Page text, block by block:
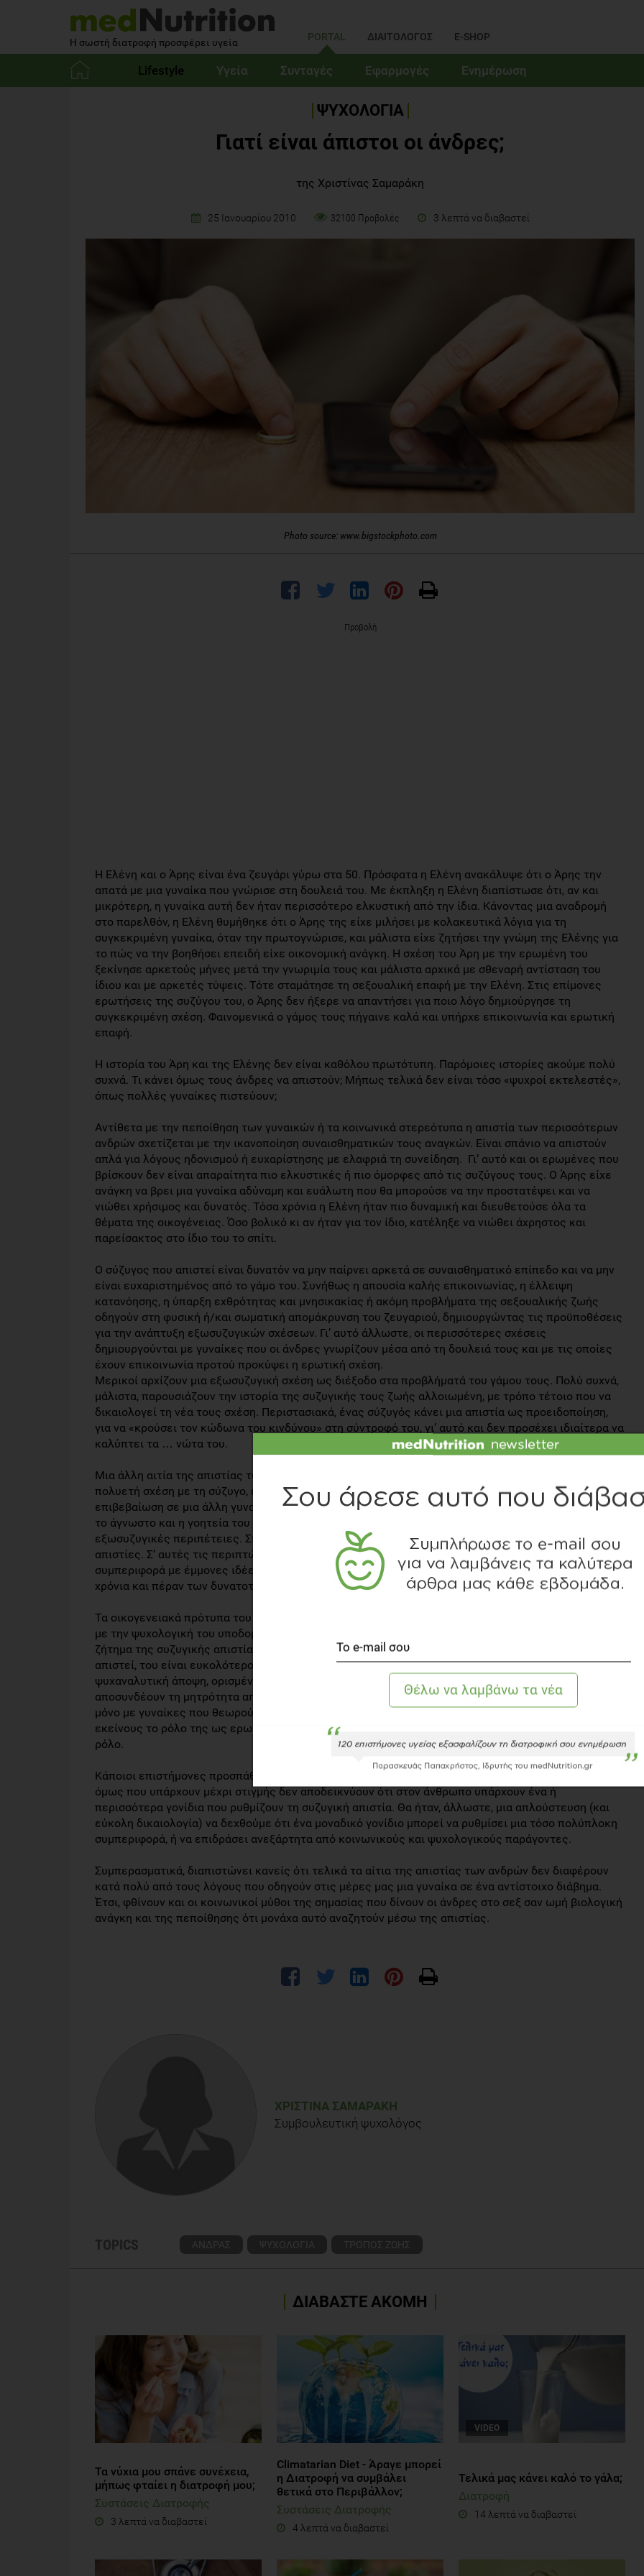
Η σωστή διατροφή προσφέρει υγεία PORTAL ΔΙΑΙΤΟΛΟΓΟΣ E-SHOP
Lifestyle Υγεία Συνταγές Εφαρμογές Ενημέρωση
ΨΥΧΟΛΟΓΙΑ
Γιατί είναι άπιστοι οι άνδρες;
της Χριστίνας Σαμαράκη
25 Ιανουαρίου 2010 32100 Προβολές 3 λεπτά να διαβαστεί
Photo source: www.bigstockphoto.com
Προβολή
Η Ελένη και ο Άρης είναι ένα ζευγάρι γύρω στα 50. Πρόσφατα η Ελένη ανακάλυψε ότι ο Άρης την
απατά με μια γυναίκα που γνώρισε στη δουλειά του. Με έκπληξη η Ελένη διαπίστωσε ότι, αν και
μικρότερη, η γυναίκα αυτή δεν ήταν περισσότερο ελκυστική από την ίδια. Κάνοντας μια αναδρομή
στο παρελθόν, η Ελένη θυμήθηκε ότι ο Άρης της είχε μιλήσει με κολακευτικά λόγια για τη
συγκεκριμένη γυναίκα, όταν την πρωτογνώρισε, και μάλιστα είχε ζητήσει την γνώμη της Ελένης για
το πώς να την βοηθήσει επειδή είχε οικονομική ανάγκη. Η σχέση του Άρη με την ερωμένη του
ξεκίνησε αρκετούς μήνες μετά την γνωριμία τους και μάλιστα αρχικά με σθεναρή αντίσταση του
ίδιου και με αρκετές τύψεις. Τότε σταμάτησε τη σεξουαλική επαφή με την Ελένη. Στις επίμονες
ερωτήσεις της συζύγου του, ο Άρης δεν ήξερε να απαντήσει για ποιο λόγο δημιούργησε τη
συγκεκριμένη σχέση. Φαινομενικά ο γάμος τους πήγαινε καλά και υπήρχε επικοινωνία και ερωτική
επαφή.
Η ιστορία του Άρη και της Ελένης δεν είναι καθόλου πρωτότυπη. Παρόμοιες ιστορίες ακούμε πολύ
συχνά. Τι κάνει όμως τους άνδρες να απιστούν; Μήπως τελικά δεν είναι τόσο «ψυχροί εκτελεστές»,
όπως πολλές γυναίκες πιστεύουν;
Αντίθετα με την πεποίθηση των γυναικών ή τα κοινωνικά στερεότυπα η απιστία των περισσότερων
ανδρών σχετίζεται με την ικανοποίηση συναισθηματικών τους αναγκών. Είναι σπάνιο να απιστούν
απλά για λόγους ηδονισμού ή ευχαρίστησης με ελαφριά τη συνείδηση. Γι’ αυτό και οι ερωμένες που
βρίσκουν δεν είναι απαραίτητα πιο ελκυστικές ή πιο όμορφες από τις συζύγους τους. Ο Άρης είχε
ανάγκη να βρει μια γυναίκα αδύναμη και ευάλωτη που θα μπορούσε να την προστατέψει και να
νιώθει χρήσιμος και δυνατός. Τόσα χρόνια η Ελένη ήταν πιο δυναμική και διευθετούσε όλα τα
θέματα της οικογένειας. Όσο βολικό κι αν ήταν για τον ίδιο, κατέληξε να νιώθει άχρηστος και
παρείσακτος στο ίδιο του το σπίτι.
Ο σύζυγος που απιστεί είναι δυνατόν να μην παίρνει αρκετά σε συναισθηματικό επίπεδο και να μην
είναι ευχαριστημένος από το γάμο του. Συνήθως η απουσία καλής επικοινωνίας, η έλλειψη
κατανόησης, η ύπαρξη εχθρότητας και μνησικακίας ή ακόμη προβλήματα της σεξουαλικής ζωής
οδηγούν στη φυσική ή/και σωματική απομάκρυνση του ζευγαριού, δημιουργώντας τις προϋποθέσεις
για την ανάπτυξη εξωσυζυγικών σχέσεων. Γι’ αυτό άλλωστε, οι περισσότερες σχέσεις
δημιουργούνται με γυναίκες που οι άνδρες γνωρίζουν μέσα από τη δουλειά τους και με τις οποίες
έχουν επικοινωνία προτού προκύψει η ερωτική σχέση.
Μερικοί αρχίζουν μια εξωσυζυγική σχέση ως διέξοδο στα προβλήματά του γάμου τους. Πολύ συχνά,
μάλιστα, παρουσιάζουν την ιστορία της συζυγικής τους ζωής αλλοιωμένη, με τρόπο τέτοιο που να
δικαιολογεί τη νέα τους σχέση. Περιστασιακά, ένας σύζυγός κάνει μια απιστία ως προειδοποίηση,
για να «κρούσει τον κώδωνα του κινδύνου» στη σύντροφό του, γι’ αυτό και δεν προσέχει ιδιαίτερα να
καλύπτει τα … νώτα του.
Μια άλλη αιτία της απιστίας των ανδρών, είναι η ανάγκη να νιώσουν ότι είναι επιθυμητοί. Μετά από
πολυετή σχέση με τη σύζυγο, υπάρχει ο φόβος ότι δεν «μετράνε» ως άνδρες. Όταν βρίσκουν την
επιβεβαίωση σε μια άλλη γυναίκα κολακεύονται και … πέφτουν στην αγκαλιά της. Η περιέργεια για
το άγνωστο και η γοητεία του απαγορευμένου μπορούν επίσης να οδηγήσουν κάποιον σε
εξωσυζυγικές περιπέτειες. Σπανιότερα, ο εθισμός στο σεξ, στον έρωτα και στα ειδύλλια οδηγούν σε
απιστίες. Σ’ αυτές τις περιπτώσεις, όμως, οι άνδρες παρουσιάζουν ψυχαναγκαστική σεξουαλική
συμπεριφορά με έμμονες ιδέες και πολλαπλούς σεξουαλικούς συντρόφους, η οποία είναι έντονη,
χρόνια και πέραν των δυνατοτήτων ελέγχου του άτομου.
Τα οικογενειακά πρότυπα του κάθε άνδρα που απέκτησε κατά την παιδική του ηλικία, σε συνδυασμό
με την ψυχολογική του υποδομή και τις κοινωνικές επιδράσεις επηρεάζουν τη συμπεριφορά στο
ζήτημα της συζυγικής απιστίας. Αν σαν παιδί, για παράδειγμα, ο άνδρας έβλεπε τον πατέρα του να
απιστεί, του είναι ευκολότερο να αντιγράψει τη συμπεριφορά του. Επιπλέον, σύμφωνα με την
ψυχαναλυτική άποψη, ορισμένοι άνδρες ως συνέπεια πρώιμων βιωμάτων με τη μητέρα τους,
αποσυνδέουν τη μητρότητα από την σεξουαλικότητα. Έτσι, μπορούν να λειτουργήσουν σεξουαλικά
μόνο με γυναίκες που θεωρούν «αντικείμενα». Όταν η σύντροφός τους γίνεται μητέρα, χάνει για
εκείνους το ρόλο της ως ερωμένη. Έτσι, βρίσκουν μια άλλη γυναίκα για να παίξει τον συγκεκριμένο
ρόλο.
Κάποιοι επιστήμονες προσπάθησαν να βρουν γονίδια που να αιτιολογούν την απιστία. Οι ενδείξεις
όμως που υπάρχουν μέχρι στιγμής δεν αποδεικνύουν ότι στον άνθρωπο υπάρχουν ένα ή
περισσότερα γονίδια που ρυθμίζουν τη συζυγική απιστία. Θα ήταν, άλλωστε, μια απλούστευση (και
εύκολη δικαιολογία) να δεχθούμε ότι ένα μοναδικό γονίδιο μπορεί να ρυθμίσει μια τόσο πολύπλοκη
συμπεριφορά, ή να επιδράσει ανεξάρτητα από κοινωνικούς και ψυχολογικούς παράγοντες.
Συμπερασματικά, διαπιστώνει κανείς ότι τελικά τα αίτια της απιστίας των ανδρών δεν διαφέρουν
κατά πολύ από τους λόγους που οδηγούν στις μέρες μας μια γυναίκα σε ένα αντίστοιχο διάβημα.
Έτσι, φθίνουν και οι κοινωνικοί μύθοι της σημασίας που δίνουν οι άνδρες στο σεξ σαν ωμή βιολογική
ανάγκη και της πεποίθησης ότι μονάχα αυτό αναζητούν μέσω της απιστίας.
ΧΡΙΣΤΊΝΑ ΣΑΜΑΡΆΚΗ
Συμβουλευτική ψυχολόγος
TOPICS ΑΝΔΡΑΣ ΨΥΧΟΛΟΓΙΑ ΤΡΟΠΟΣ ΖΩΗΣ
ΔΙΑΒΑΣΤΕ ΑΚΟΜΗ
Τα νύχια μου σπάνε συνέχεια,
μήπως φταίει η διατροφή μου;
Συστάσεις Διατροφής
3 λεπτά να διαβαστεί
Climatarian Diet - Άραγε μπορεί
η Διατροφή να συμβάλει
θετικά στο Περιβάλλον;
Συστάσεις Διατροφής
4 λεπτά να διαβαστεί
VIDEO
Τελικά μας κάνει καλό το γάλα;
Διατροφή
14 λεπτά να διαβαστεί